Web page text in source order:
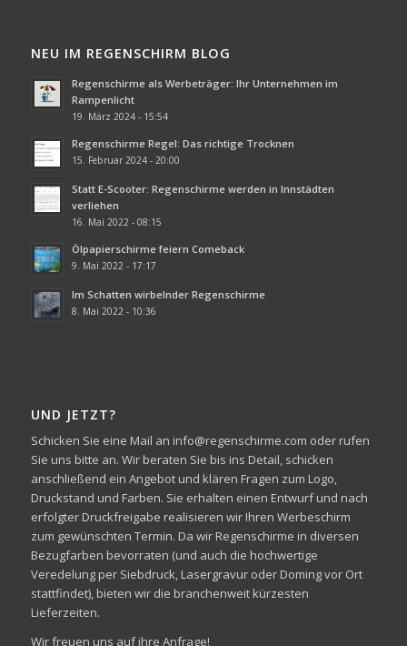
NEU IM REGENSCHIRM BLOG
Regenschirme als Werbeträger: Ihr Unternehmen im
Rampenlicht
19. März 2024 - 15:54
Regenschirme Regel: Das richtige Trocknen
15. Februar 2024 - 20:00
Statt E-Scooter: Regenschirme werden in Innstädten
verliehen
16. Mai 2022 - 08:15
Ölpapierschirme feiern Comeback
9. Mai 2022 - 17:17
Im Schatten wirbelnder Regenschirme
8. Mai 2022 - 10:36
UND JETZT?
Schicken Sie eine Mail an info@regenschirme.com oder rufen
Sie uns bitte an. Wir beraten Sie bis ins Detail, schicken
anschließend ein Angebot und klären Fragen zum Logo,
Druckstand und Farben. Sie erhalten einen Entwurf und nach
erfolgter Druckfreigabe realisieren wir Ihren Werbeschirm
zum gewünschten Termin. Da wir Regenschirme in diversen
Bezugfarben bevorraten (und auch die hochwertige
Veredelung per Siebdruck, Lasergravur oder Doming vor Ort
stattfindet), bieten wir die branchenweit kürzesten
Lieferzeiten.
Wir freuen uns auf ihre Anfrage!